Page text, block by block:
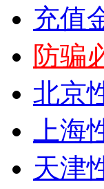
充值
防骗
北京
上海
天津